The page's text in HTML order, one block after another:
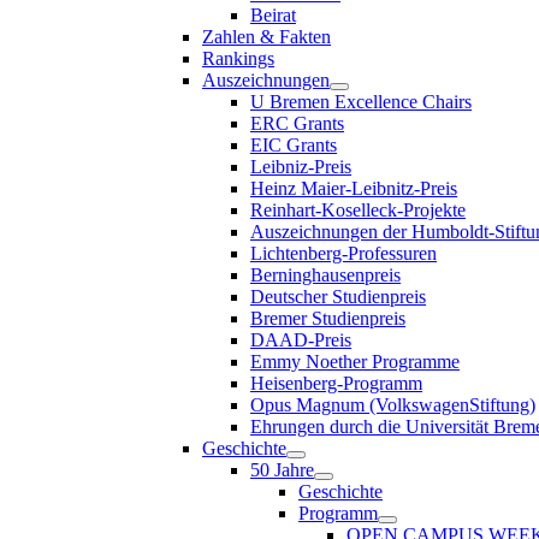
Beirat
Zahlen & Fakten
Rankings
Auszeichnungen
U Bremen Excellence Chairs
ERC Grants
EIC Grants
Leibniz-Preis
Heinz Maier-Leibnitz-Preis
Reinhart-Koselleck-Projekte
Auszeichnungen der Humboldt-
Lichtenberg-Professuren
Berninghausenpreis
Deutscher Studienpreis
Bremer Studienpreis
DAAD-Preis
Emmy Noether Programme
Heisenberg-Programm
Opus Magnum (VolkswagenStiftung)
Ehrungen durch die Universität
Geschichte
50 Jahre
Geschichte
Programm
OPEN CAMPUS